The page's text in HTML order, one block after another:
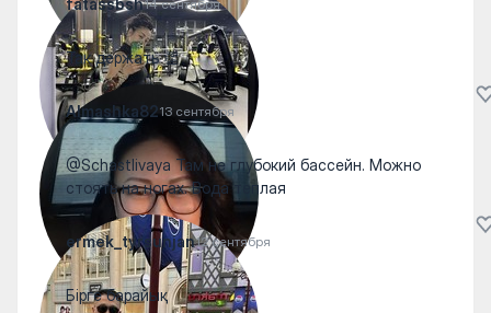
fatassbsh14 сентября
Так держать 👏
Almashka8213 сентября
@Schastlivaya Там не глубокий бассейн. Можно
стоять на ногах. Вода теплая
ermek_tyrsunjan12 сентября
Бірге барайық